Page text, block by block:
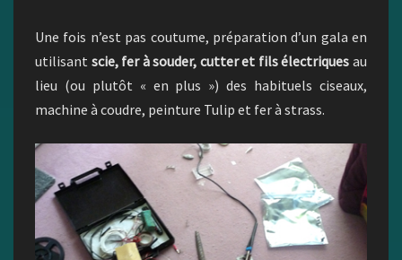
Une fois n’est pas coutume, préparation d’un gala en
utilisant scie, fer à souder, cutter et fils électriques au
lieu (ou plutôt « en plus ») des habituels ciseaux,
machine à coudre, peinture Tulip et fer à strass.